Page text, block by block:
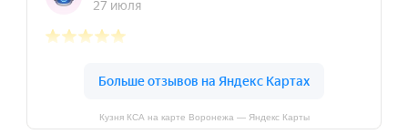
Кузня КСА на карте Воронежа — Яндекс Карты